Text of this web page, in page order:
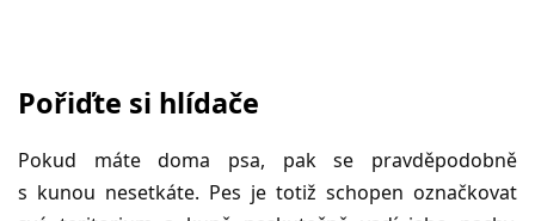
Pořiďte si hlídače
Pokud máte doma psa, pak se pravděpodobně
s kunou nesetkáte. Pes je totiž schopen označkovat